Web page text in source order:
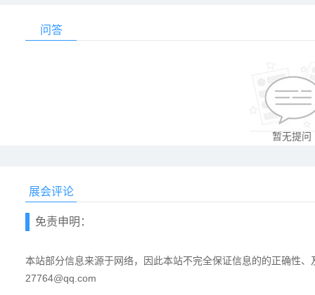
问答
暂无提问
展会评论
免责申明：
本站部分信息来源于网络，因此本站不完全保证信息的的正确性
27764@qq.com